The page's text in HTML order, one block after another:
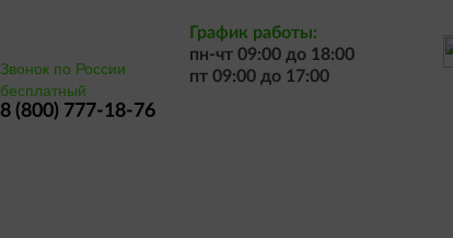
Звонок по России
бесплатный
8 (800) 777-18-76
График работы:
пн-чт 09:00 до 18:00
пт 09:00 до 17:00